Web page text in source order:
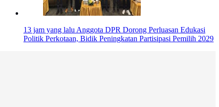
13 jam yang laluAnggota DPR Dorong Perluasan Edukasi
Politik Perkotaan, Bidik Peningkatan Partisipasi Pemilih 2029